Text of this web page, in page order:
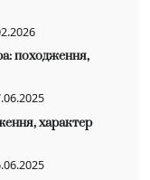
походження,
характер